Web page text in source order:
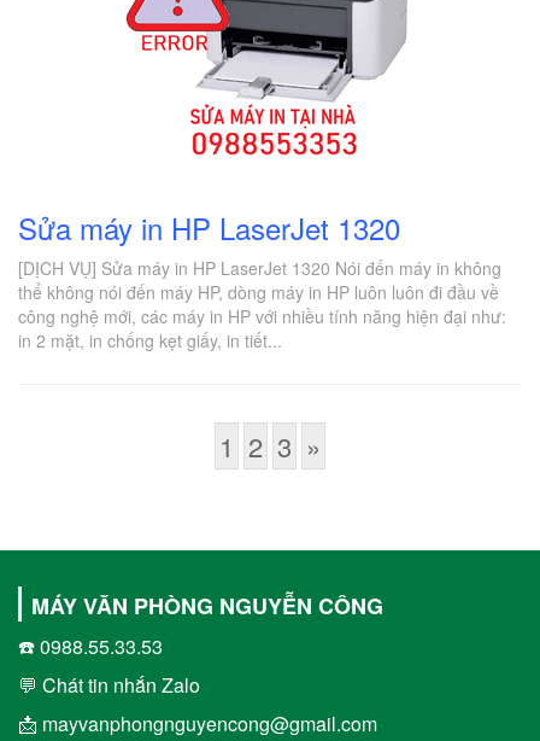
Sửa máy in HP LaserJet 1320
[DỊCH VỤ] Sửa máy in HP LaserJet 1320 Nói đến máy in không
thể không nói đến máy HP, dòng máy in HP luôn luôn đi đầu về
công nghệ mới, các máy in HP với nhiều tính năng hiện đại như:
in 2 mặt, in chống kẹt giấy, in tiết...
1 2 3 »
MÁY VĂN PHÒNG NGUYỄN CÔNG
☎️ 0988.55.33.53
💬 Chát tin nhắn Zalo
📩 mayvanphongnguyencong@gmail.com